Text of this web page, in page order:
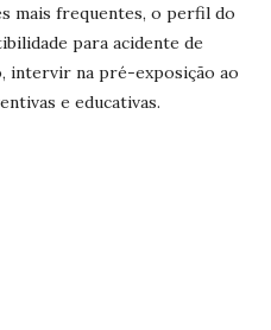
mais frequentes, o perfil do
para acidente de
intervir na pré-exposição ao
e educativas.